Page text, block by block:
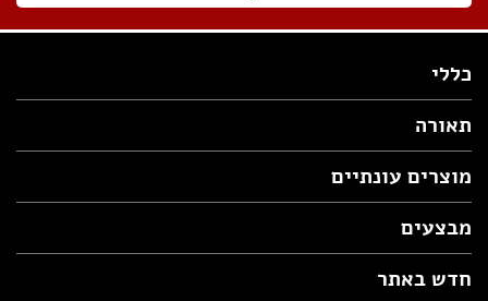
כללי
תאורה
מוצרים עונתיים
מבצעים
חדש באתר